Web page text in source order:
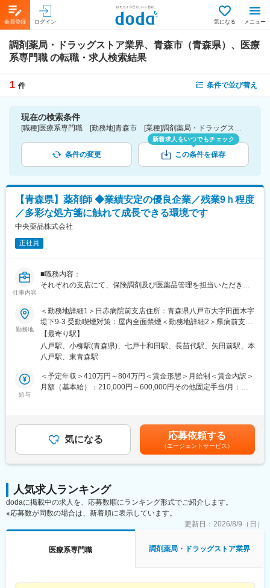
会員登録 ログイン 気になる メニュー
調剤薬局・ドラッグストア業界、青森市（青森県）、医療
系専門職 の転職・求人検索結果
1 件 条件で並び替え
現在の検索条件
[職種]医療系専門職 [勤務地]青森市 [業種]調剤薬局・ドラッグストア業界-医薬品・医療機器・ライフサイエンス・医療系サービス
条件の変更
新着求人をいつでもチェック
この条件を保存
【青森県】薬剤師 ◆業績安定の優良企業／残業9ｈ程度
／多彩な処方箋に触れて成長できる環境です
中央薬品株式会社
正社員
仕事内容
■職務内容：
それぞれの支店にて、保険調剤及び医薬品管理を担当いただきま
・調剤業務
・在庫管理
・医薬品発注 等
■当社の特徴/魅力：
当社は創業以来、「信頼されるかかりつけ薬局」として、専門性
の高い個人病院、総合病院の門前薬局を広く店舗展開していま
す。多彩な処方箋の取扱により効率的・実践的なスキルアップを
す。先見的知識の蓄積により、少ない症例や不測の事態への対応
力を身に着けることができ、薬剤師として成長できる環境があり
への応援となり、就業場所により8時30分～12時30分又は8時30
分～13時30分の勤務となります（休憩なし）。
・県病前支店…10名（薬剤師：3名、管理栄養士：1名、事務：5
・十和田市立中央病院前支店…6名（薬剤師：2名、事務：４名）
勤務地
＜勤務地詳細1＞日赤病院前支店住所：青森県八戸市大字田面木字
堤下9-3 受動喫煙対策：屋内全面禁煙＜勤務地詳細2＞県病前支店
住所：青森県青森市東造道二丁目6-28 受動喫煙対策：屋内全面禁
煙＜勤務地詳細3＞十和田市立中央病院前支店住所：青森県十和田
市西十二番町11-17 受動喫煙対策：屋内全面禁煙変更の範囲：会
【最寄り駅】
八戸駅、小柳駅(青森県)、七戸十和田駅、長苗代駅、矢田前駅、本
八戸駅、東青森駅
給与
＜予定年収＞410万円～804万円＜賃金形態＞月給制＜賃金内訳＞
月額（基本給）：210,000円～600,000円その他固定手当/月：
5.8ヶ月（過去実績）■その他定額手当詳細：・薬歴薬剤管理手
当…35,000円・薬剤師手当…35,000円賃金はあくまでも目安の金
額であり、選考を通じて上下する可能性があります。月給(月額)は
固定手当を含めた表記です。
気になる 応募依頼する
（エージェントサービス）
人気求人ランキング
dodaに掲載中の求人を、応募数順にランキング形式でご紹介します。
※応募数が同数の場合は、新着順に表示しています。
更新日： 2026/8/9（日）
医療系専門職 調剤薬局・ドラッグストア業界